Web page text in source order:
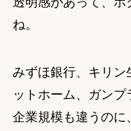
ね。
みずほ銀行、キリン
ットホーム、ガン
企業規模も違うの